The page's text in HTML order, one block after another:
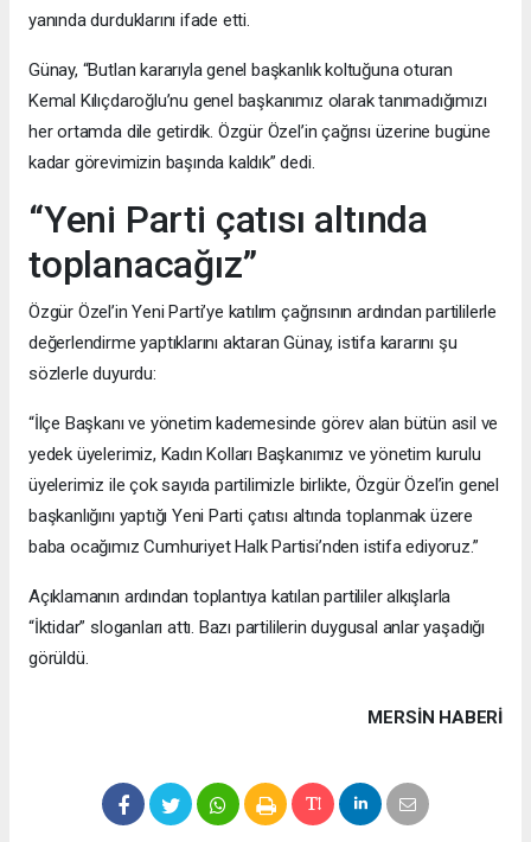
yanında durduklarını ifade etti.
Günay, “Butlan kararıyla genel başkanlık koltuğuna oturan
Kemal Kılıçdaroğlu’nu genel başkanımız olarak tanımadığımızı
her ortamda dile getirdik. Özgür Özel’in çağrısı üzerine bugüne
kadar görevimizin başında kaldık” dedi.
“Yeni Parti çatısı altında
toplanacağız”
Özgür Özel’in Yeni Parti’ye katılım çağrısının ardından partililerle
değerlendirme yaptıklarını aktaran Günay, istifa kararını şu
sözlerle duyurdu:
“İlçe Başkanı ve yönetim kademesinde görev alan bütün asil ve
yedek üyelerimiz, Kadın Kolları Başkanımız ve yönetim kurulu
üyelerimiz ile çok sayıda partilimizle birlikte, Özgür Özel’in genel
başkanlığını yaptığı Yeni Parti çatısı altında toplanmak üzere
baba ocağımız Cumhuriyet Halk Partisi’nden istifa ediyoruz.”
Açıklamanın ardından toplantıya katılan partililer alkışlarla
“İktidar” sloganları attı. Bazı partililerin duygusal anlar yaşadığı
görüldü.
MERSIN HABERİ